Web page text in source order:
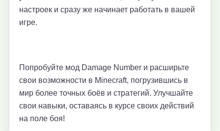
настроек и сразу же начинает работать в вашей
игре.
Попробуйте мод Damage Number и расширьте
свои возможности в Minecraft, погрузившись в
мир более точных боёв и стратегий. Улучшайте
свои навыки, оставаясь в курсе своих действий
на поле боя!